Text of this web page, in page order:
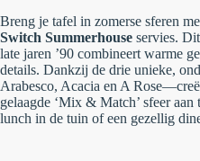
Breng je tafel in zomerse sferen
Switch Summerhouse servies.
late jaren ’90 combineert warme
details. Dankzij de drie unieke,
Arabesco, Acacia en A
gelaagde ‘Mix & Match’ sfeer
lunch in de tuin of een gezellig